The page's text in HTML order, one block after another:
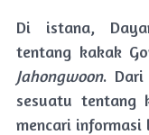
Di istana,
tentang kakak
Jahongwoon. Dari
sesuatu tentang
mencari informasi